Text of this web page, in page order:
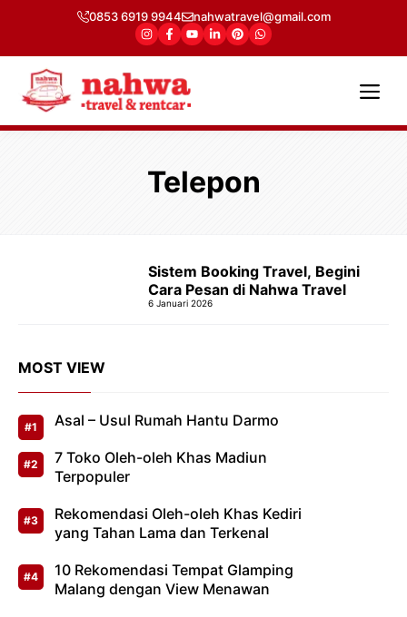
isi
0853 6919 9944 nahwatravel@gmail.com
Telepon
Sistem Booking Travel, Begini
Cara Pesan di Nahwa Travel
6 Januari 2026
MOST VIEW
Asal – Usul Rumah Hantu Darmo
7 Toko Oleh-oleh Khas Madiun
Terpopuler
Rekomendasi Oleh-oleh Khas Kediri
yang Tahan Lama dan Terkenal
10 Rekomendasi Tempat Glamping
Malang dengan View Menawan